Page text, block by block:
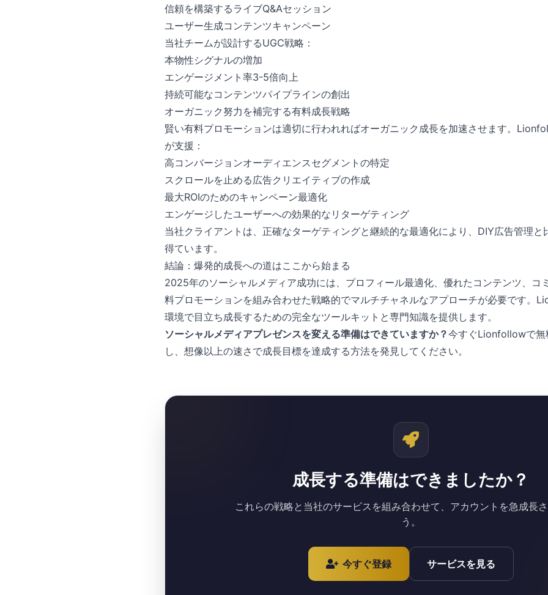
信頼を構築するライブQ&Aセッション
ユーザー生成コンテンツキャンペーン
当社チームが設計するUGC戦略：
本物性シグナルの増加
エンゲージメント率3-5倍向上
持続可能なコンテンツパイプラインの創出
オーガニック努力を補完する有料成長戦略
賢い有料プロモーションは適切に行われればオーガニック成長を加速させます。
が支援：
高コンバージョンオーディエンスセグメントの特定
スクロールを止める広告クリエイティブの作成
最大ROIのためのキャンペーン最適化
エンゲージしたユーザーへの効果的なリターゲティング
当社クライアントは、正確なターゲティングと継続的な最適化により、DIY広告管理
得ています。
結論：爆発的成長への道はここから始まる
2025年のソーシャルメディア成功には、プロフィール最適化、優れたコンテンツ、コ
料プロモーションを組み合わせた戦略的でマルチチャネルなアプローチが必要です。
環境で目立ち成長するための完全なツールキットと専門知識を提供します。
ソーシャルメディアプレゼンスを変える準備はできていますか？今すぐLionfollowで無
し、想像以上の速さで成長目標を達成する方法を発見してください。
成長する準備はできましたか？
これらの戦略と当社のサービスを組み合わせて、アカウントを急成長
う。
今すぐ登録 サービスを見る